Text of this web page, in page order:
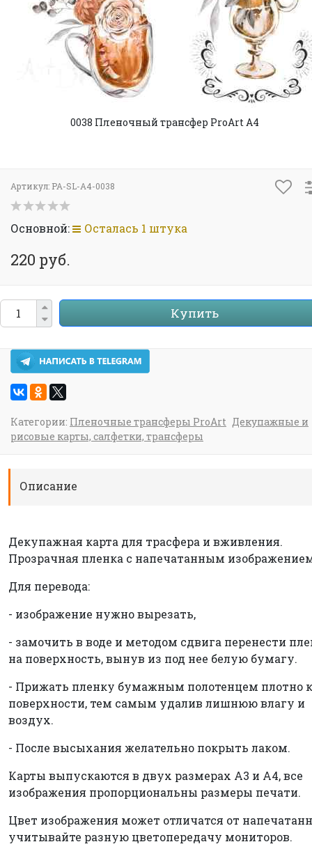
0038 Пленочный трансфер ProArt А4
Артикул: PA-SL-А4-0038
Основной: Осталась 1 штука
220 руб.
Купить
Категории: Пленочные трансферы ProArt Декупажные и
рисовые карты, салфетки, трансферы
Описание
Декупажная карта для трасфера и вживления.
Прозрачная пленка с напечатанным
Для перевода:
- изображение нужно вырезать,
- замочить в воде и методом сдвига перенести
на поверхность, вынув из под нее белую бумагу.
- Прижать пленку бумажным полотенцем плотно к
поверхности, тем самым удалив лишнюю влагу и
воздух.
- После высыхания желательно покрыть лаком.
Карты выпускаются в двух размерах А3 и А4, все
изображения пропорциональны размеры печати.
Цвет изображения может отличатся от
учитывайте разную цветопередачу мониторов.